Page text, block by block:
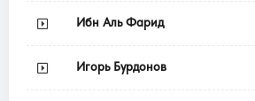
Ибн Аль Фарид
Игорь Бурдонов